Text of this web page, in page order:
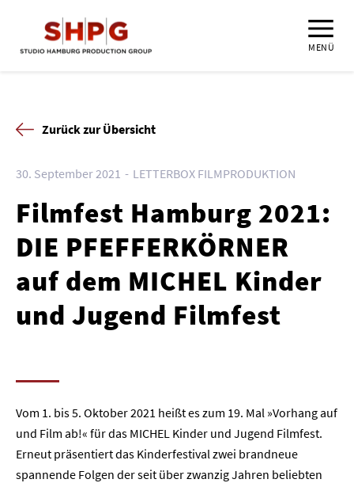
MENÜ
Zurück zur Übersicht
30. September 2021 LETTERBOX FILMPRODUKTION
Filmfest Hamburg 2021:
DIE PFEFFERKÖRNER
auf dem MICHEL Kinder
und Jugend Filmfest
Vom 1. bis 5. Oktober 2021 heißt es zum 19. Mal »Vorhang auf
und Film ab!« für das MICHEL Kinder und Jugend Filmfest.
Erneut präsentiert das Kinderfestival zwei brandneue
spannende Folgen der seit über zwanzig Jahren beliebten